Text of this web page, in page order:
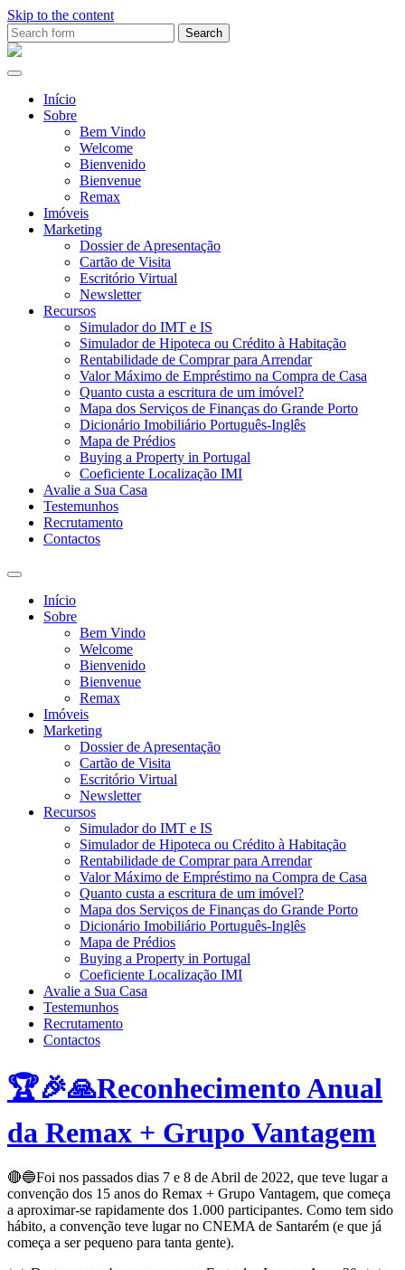
Skip to the content
Search
for:Ana
Início
Sobre
Bem Vindo
Welcome
Bienvenido
Bienvenue
Remax
Imóveis
Marketing
Dossier de Apresentação
Cartão de Visita
Escritório Virtual
Newsletter
Recursos
Simulador do IMT e IS
Simulador de Hipoteca ou Crédito à Habitação
Rentabilidade de Comprar para Arrendar
Valor Máximo de Empréstimo na Compra de Casa
Quanto custa a escritura de um imóvel?
Mapa dos Serviços de Finanças do Grande Porto
Dicionário Imobiliário Português-Inglês
Mapa de Prédios
Buying a Property in Portugal
Coeficiente Localização IMI
Avalie a Sua Casa
Testemunhos
Recrutamento
Contactos
Toggle
search
field
Início
Sobre
Bem Vindo
Welcome
Bienvenido
Bienvenue
Remax
Imóveis
Marketing
Dossier de Apresentação
Cartão de Visita
Escritório Virtual
Newsletter
Recursos
Simulador do IMT e IS
Simulador de Hipoteca ou Crédito à Habitação
Rentabilidade de Comprar para Arrendar
Valor Máximo de Empréstimo na Compra de Casa
Quanto custa a escritura de um imóvel?
Mapa dos Serviços de Finanças do Grande Porto
Dicionário Imobiliário Português-Inglês
Mapa de Prédios
Buying a Property in Portugal
Coeficiente Localização IMI
Avalie a Sua Casa
Testemunhos
Recrutamento
Contactos
🏆🎉🙏Reconhecimento Anual
da Remax + Grupo Vantagem
🔴🔵Foi nos passados dias 7 e 8 de Abril de 2022, que teve lugar a
convenção dos 15 anos do Remax + Grupo Vantagem, que começa
a aproximar-se rapidamente dos 1.000 participantes. Como tem sido
hábito, a convenção teve lugar no CNEMA de Santarém (e que já
começa a ser pequeno para tanta gente).